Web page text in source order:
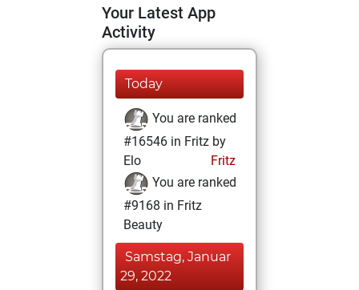
Your Latest App
Activity
Today
You are ranked
#16546 in Fritz by
Elo
Fritz
You are ranked
#9168 in Fritz
Beauty
Samstag, Januar
29, 2022